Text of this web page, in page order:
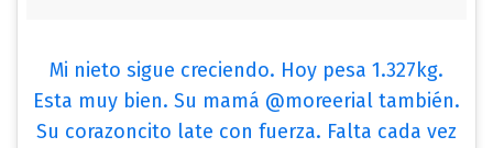
Mi nieto sigue creciendo. Hoy pesa 1.327kg.
Esta muy bien. Su mamá @moreerial también.
Su corazoncito late con fuerza. Falta cada vez